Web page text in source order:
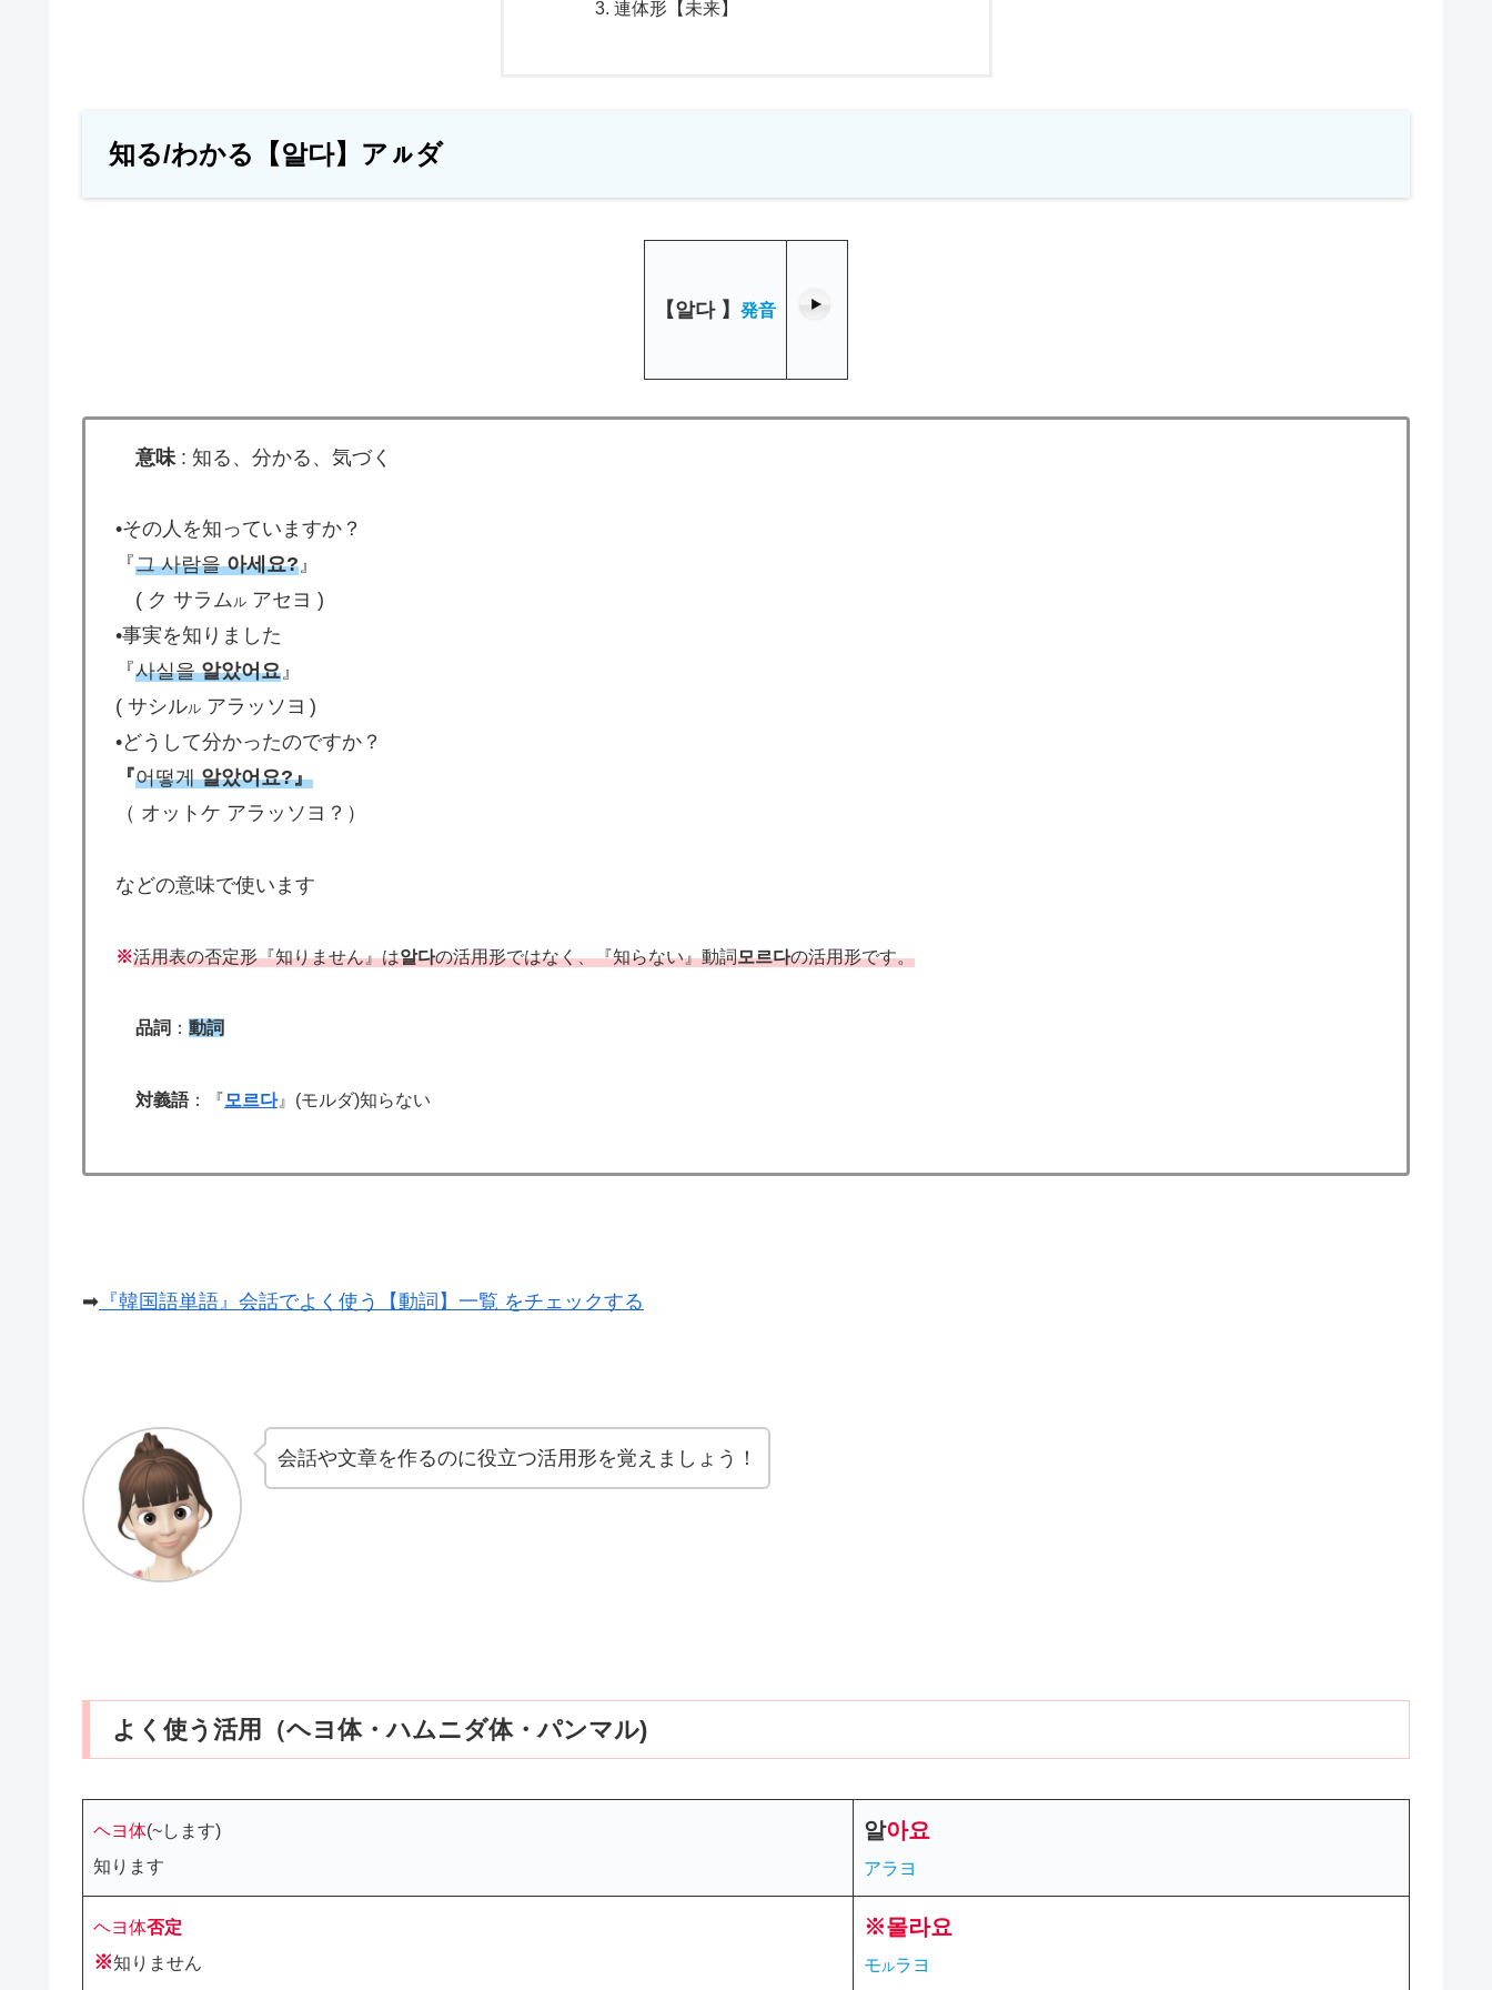
連体形【未来】
知る/わかる【알다】アㇽダ
【알다】 発音
意味 : 知る、分かる、気づく
•その人を知っていますか？
『그 사람을 아세요?』
( ク サラムル アセヨ )
•事実を知りました
『사실을 알았어요』
( サシルル アラッソヨ )
•どうして分かったのですか？
『어떻게알았어요?』
（ オットケ アラッソヨ？）
などの意味で使います
※活用表の否定形『知りません』は알다の活用形ではなく、『知らない』動詞모르다の活用形です。
品詞 ： 動詞
対義語：『모르다』(モルダ)知らない
➡ 『韓国語単語』会話でよく使う【動詞】一覧 をチェックする
会話や文章を作るのに役立つ活用形を覚えましょう！
よく使う活用（ヘヨ体・ハムニダ体・パンマル)
ヘヨ体(~します)
知ります
알아요
アラヨ
ヘヨ体否定
※知りません
※몰라요
モルラヨ